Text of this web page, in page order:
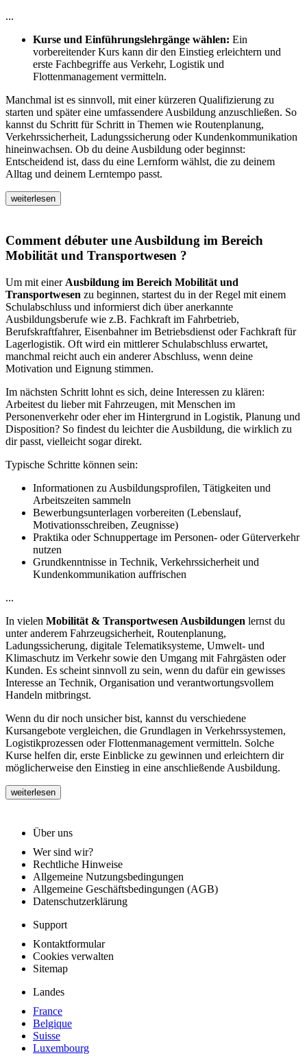
...
Kurse und Einführungslehrgänge wählen: Ein
vorbereitender Kurs kann dir den Einstieg erleichtern und
erste Fachbegriffe aus Verkehr, Logistik und
Flottenmanagement vermitteln.
Manchmal ist es sinnvoll, mit einer kürzeren Qualifizierung zu
starten und später eine umfassendere Ausbildung anzuschließen. So
kannst du Schritt für Schritt in Themen wie Routenplanung,
Verkehrssicherheit, Ladungssicherung oder Kundenkommunikation
hineinwachsen. Ob du deine Ausbildung oder beginnst:
Entscheidend ist, dass du eine Lernform wählst, die zu deinem
Alltag und deinem Lerntempo passt.
weiterlesen
Comment débuter une Ausbildung im Bereich
Mobilität und Transportwesen ?
Um mit einer Ausbildung im Bereich Mobilität und
Transportwesen zu beginnen, startest du in der Regel mit einem
Schulabschluss und informierst dich über anerkannte
Ausbildungsberufe wie z.B. Fachkraft im Fahrbetrieb,
Berufskraftfahrer, Eisenbahner im Betriebsdienst oder Fachkraft für
Lagerlogistik. Oft wird ein mittlerer Schulabschluss erwartet,
manchmal reicht auch ein anderer Abschluss, wenn deine
Motivation und Eignung stimmen.
Im nächsten Schritt lohnt es sich, deine Interessen zu klären:
Arbeitest du lieber mit Fahrzeugen, mit Menschen im
Personenverkehr oder eher im Hintergrund in Logistik, Planung und
Disposition? So findest du leichter die Ausbildung, die wirklich zu
dir passt, vielleicht sogar direkt.
Typische Schritte können sein:
Informationen zu Ausbildungsprofilen, Tätigkeiten und
Arbeitszeiten sammeln
Bewerbungsunterlagen vorbereiten (Lebenslauf,
Motivationsschreiben, Zeugnisse)
Praktika oder Schnuppertage im Personen- oder Güterverkehr
nutzen
Grundkenntnisse in Technik, Verkehrssicherheit und
Kundenkommunikation auffrischen
...
In vielen Mobilität & Transportwesen Ausbildungen lernst du
unter anderem Fahrzeugsicherheit, Routenplanung,
Ladungssicherung, digitale Telematiksysteme, Umwelt- und
Klimaschutz im Verkehr sowie den Umgang mit Fahrgästen oder
Kunden. Es scheint sinnvoll zu sein, wenn du dafür ein gewisses
Interesse an Technik, Organisation und verantwortungsvollem
Handeln mitbringst.
Wenn du dir noch unsicher bist, kannst du verschiedene
Kursangebote vergleichen, die Grundlagen in Verkehrssystemen,
Logistikprozessen oder Flottenmanagement vermitteln. Solche
Kurse helfen dir, erste Einblicke zu gewinnen und erleichtern dir
möglicherweise den Einstieg in eine anschließende Ausbildung.
weiterlesen
Über uns
Wer sind wir?
Rechtliche Hinweise
Allgemeine Nutzungsbedingungen
Allgemeine Geschäftsbedingungen (AGB)
Datenschutzerklärung
Support
Kontaktformular
Cookies verwalten
Sitemap
Landes
France
Belgique
Suisse
Luxembourg